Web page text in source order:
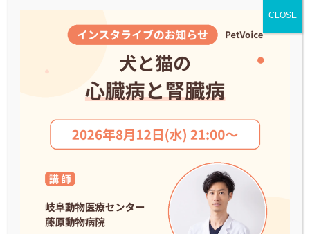
Instagramで腎臓病・心臓病に関連した広告と
して流れてきたのが最初です。「こんなのあるんだ、便
利そうだな」と思っていたんですが、実際に購入を決め
たきっかけは別にあって。ロッタは緊張しやすい子で、
生にも「家では本当にこんなことない？」と疑われるほ
っている」とも教えてもらっていたので、病院で毎回バ
クバクしているのが気になっていました。「家でリラッ
クスしている時は本当はどのくらいなんだろう」とずっ
CLOSE